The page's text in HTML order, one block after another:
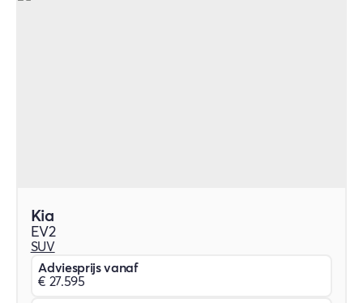
Kia
EV2
SUV
Adviesprijs vanaf
€ 27.595